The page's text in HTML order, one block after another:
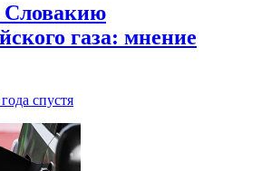
Словакию
газа: мнение
спустя